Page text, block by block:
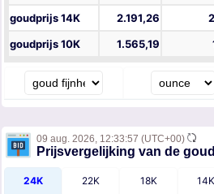
goudprijs 14K
2.191,26
goudprijs 10K
1.565,19
09 aug. 2026, 12:33:57 (UTC+00)
Prijsvergelijking van de
24K 22K 18K 14K